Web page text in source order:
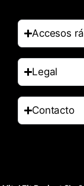
Accesos
Legal
Contacto